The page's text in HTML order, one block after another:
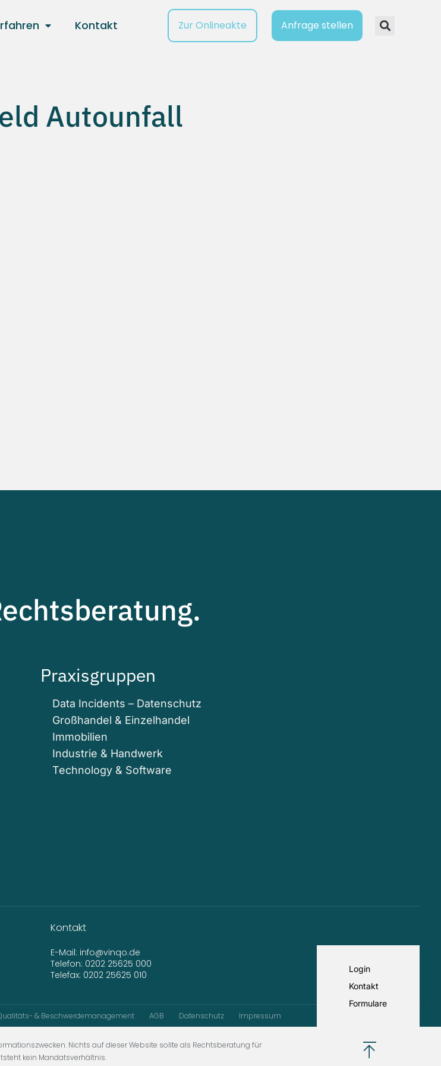
Kontakt Zur Onlineakte Anfrage stellen
Autounfall
Praxisgruppen
Data Incidents – Datenschutz
Großhandel & Einzelhandel
Immobilien
Industrie & Handwerk
Technology & Software
Kontakt
E-Mail: info@vinqo.de
Telefon: 0202 25625 000
Telefax: 0202 25625 010
& Beschwerdemanagement AGB Datenschutz Impressum
Login
Kontakt
Formulare
Nichts auf dieser Website sollte als Rechtsberatung für
kein Mandatsverhältnis.